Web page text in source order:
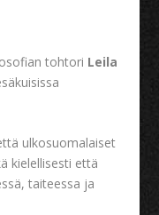
tohtori Leila
ulkosuomalaiset
kielellisesti että
taiteessa ja